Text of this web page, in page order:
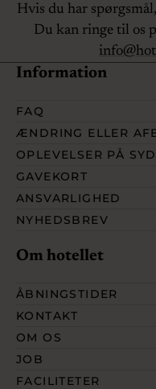
Hvis du har
Du kan ringe til os
Information
FAQ
ÆNDRING ELLER
OPLEVELSER PÅ
GAVEKORT
ANSVARLIGHED
NYHEDSBREV
Om hotellet
ÅBNINGSTIDER
KONTAKT
OM OS
JOB
FACILITETER